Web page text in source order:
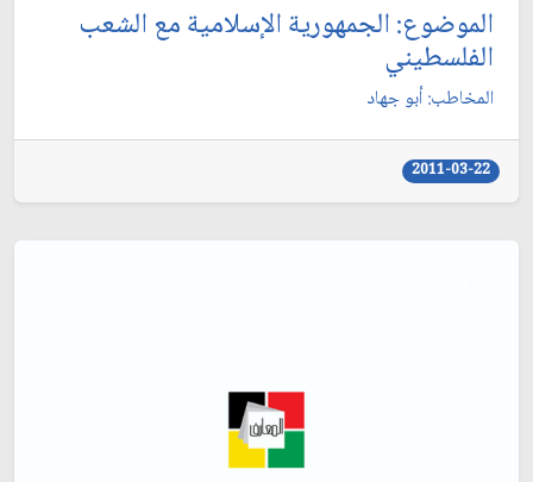
الموضوع: الجمهورية الإسلامية مع الشعب
الفلسطيني‏
المخاطب: أبو جهاد
2011-03-22